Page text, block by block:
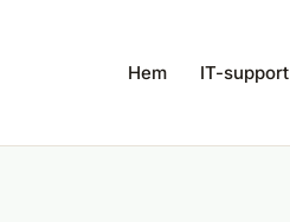
Hem IT-support